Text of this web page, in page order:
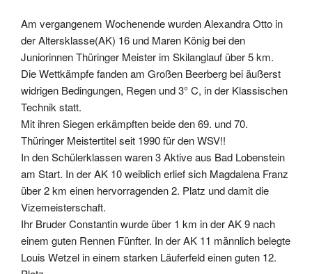
Am vergangenem Wochenende wurden Alexandra Otto in
der Altersklasse(AK) 16 und Maren König bei den
Juniorinnen Thüringer Meister im Skilanglauf über 5 km.
Die Wettkämpfe fanden am Großen Beerberg bei äußerst
widrigen Bedingungen, Regen und 3° C, in der Klassischen
Technik statt.
Mit ihren Siegen erkämpften beide den 69. und 70.
Thüringer Meistertitel seit 1990 für den WSV!!
In den Schülerklassen waren 3 Aktive aus Bad Lobenstein
am Start. In der AK 10 weiblich erlief sich Magdalena Franz
über 2 km einen hervorragenden 2. Platz und damit die
Vizemeisterschaft.
Ihr Bruder Constantin wurde über 1 km in der AK 9 nach
einem guten Rennen Fünfter. In der AK 11 männlich belegte
Louis Wetzel in einem starken Läuferfeld einen guten 12.